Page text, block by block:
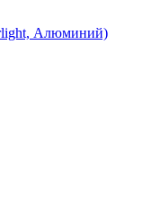
Алюминий)